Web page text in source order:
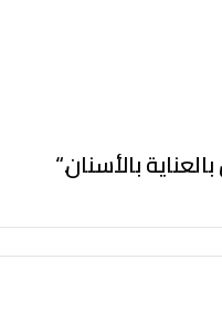
بالأسنان.“